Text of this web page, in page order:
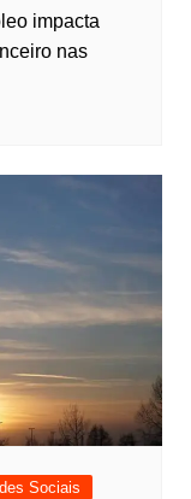
impacta
nas
Sociais